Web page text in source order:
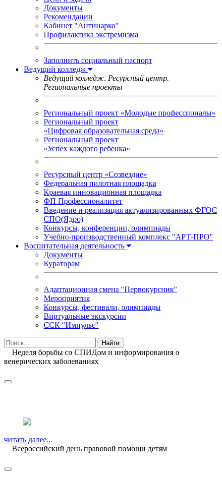
Документы
Рекомендации
Кабинет "Антинарко"
Профилактика экстремизма
Заполнить социальный паспорт
Ведущий колледж
Ведущий колледж. Ресурсный центр.
Региональные проекты
Региональный проект «Молодые профессионалы»
Региональный проект
«Цифровая образовательная среда»
Региональный проект
«Успех каждого ребенка»
Ресурсный центр «Созвездие»
Федеральная пилотная площадка
Краевая инновационная площадка
ФП Профессионалитет
Введение и реализация актуализированных ФГОС
СПО(Ядро)
Конкурсы, конференции, олимпиады
Учебно-производственный комплекс "АРТ-ПРО"
Воспитательная деятельность
Документы
Кураторам
Адаптационная смена "Первокурсник"
Мероприятия
Конкурсы, фестивали, олимпиады
Виртуальные экскурсии
ССК "Импульс"
Неделя борьбы со СПИДом и информирования о
венерических заболеваниях
читать далее...
Всероссийский день правовой помощи детям